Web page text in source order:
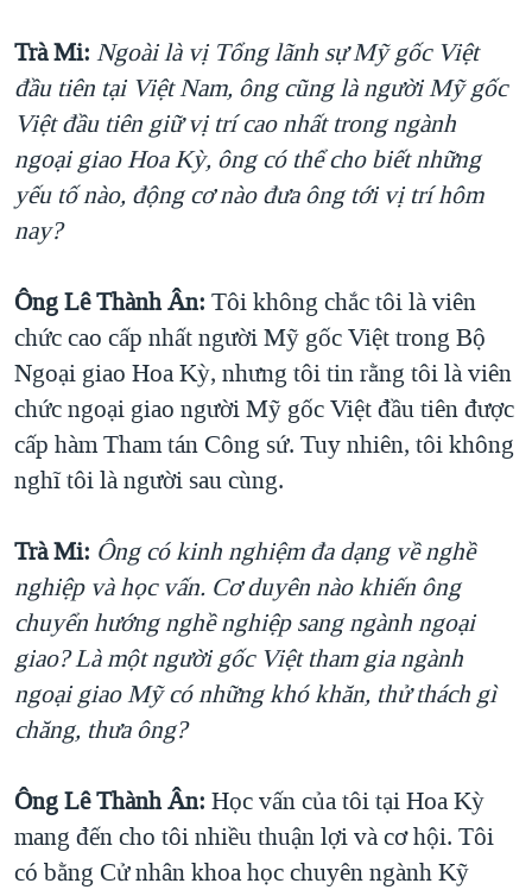
Trà Mi: Ngoài là vị Tổng lãnh sự Mỹ gốc Việt
đầu tiên tại Việt Nam, ông cũng là người Mỹ gốc
Việt đầu tiên giữ vị trí cao nhất trong ngành
ngoại giao Hoa Kỳ, ông có thể cho biết những
yếu tố nào, động cơ nào đưa ông tới vị trí hôm
nay?
Ông Lê Thành Ân: Tôi không chắc tôi là viên
chức cao cấp nhất người Mỹ gốc Việt trong Bộ
Ngoại giao Hoa Kỳ, nhưng tôi tin rằng tôi là viên
chức ngoại giao người Mỹ gốc Việt đầu tiên được
cấp hàm Tham tán Công sứ. Tuy nhiên, tôi không
nghĩ tôi là người sau cùng.
Trà Mi: Ông có kinh nghiệm đa dạng về nghề
nghiệp và học vấn. Cơ duyên nào khiến ông
chuyển hướng nghề nghiệp sang ngành ngoại
giao? Là một người gốc Việt tham gia ngành
ngoại giao Mỹ có những khó khăn, thử thách gì
chăng, thưa ông?
Ông Lê Thành Ân: Học vấn của tôi tại Hoa Kỳ
mang đến cho tôi nhiều thuận lợi và cơ hội. Tôi
có bằng Cử nhân khoa học chuyên ngành Kỹ